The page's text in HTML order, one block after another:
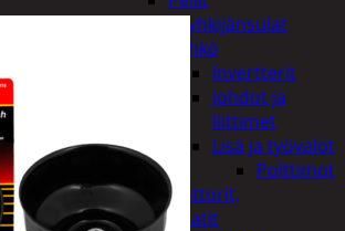
Pyyhkijänsulat
Sähkö
Invertterit
Johdot ja
liittimet
Lisä ja työvalot
Polttimot
Irtomoottorit,
aggregaatit